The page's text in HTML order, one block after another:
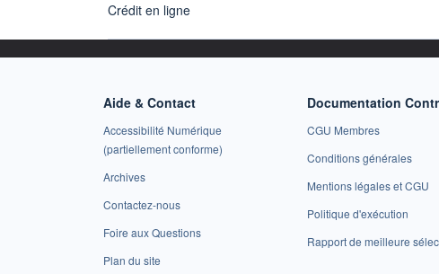
Crédit en ligne
Aide & Contact
Accessibilité Numérique
(partiellement conforme)
Archives
Contactez-nous
Foire aux Questions
Plan du site
Documentation
CGU Membres
Conditions générales
Mentions légales et CGU
Politique d'exécution
Rapport de meilleure